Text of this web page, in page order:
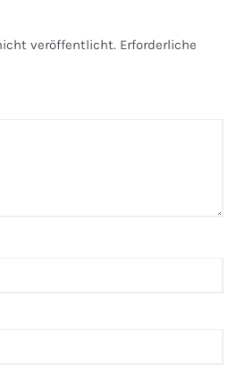
veröffentlicht. Erforderliche